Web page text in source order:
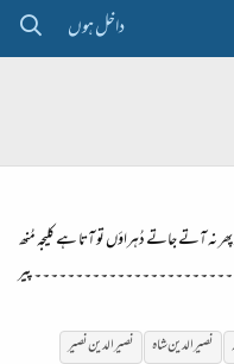
داخل ہوں
نہ آتے جاتے دُہراؤں تو آتا ہے کلیجہ مُنھ
پیر
نصیرالدینشاہ نصیرالدیننصیر